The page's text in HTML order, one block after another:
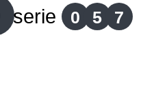
serie 0 5 7